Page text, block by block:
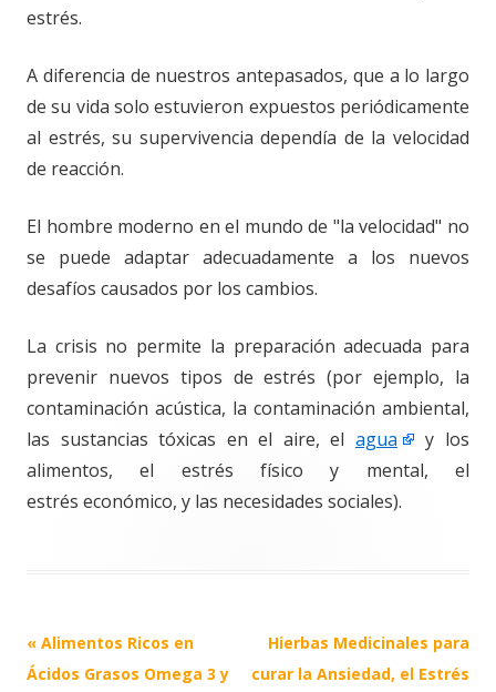
estrés.
A diferencia de nuestros antepasados, que a lo largo
de su vida solo estuvieron expuestos periódicamente
al estrés, su supervivencia dependía de la velocidad
de reacción.
El hombre moderno en el mundo de "la velocidad" no
se puede adaptar adecuadamente a los nuevos
desafíos causados por los cambios.
La crisis no permite la preparación adecuada para
prevenir nuevos tipos de estrés (por ejemplo, la
contaminación acústica, la contaminación ambiental,
las sustancias tóxicas en el aire, el agua
y los
alimentos, el estrés físico y mental, el
estrés económico, y las necesidades sociales).
Navegación
de
« Alimentos Ricos en
Ácidos Grasos Omega 3 y
Hierbas Medicinales para
curar la Ansiedad, el Estrés